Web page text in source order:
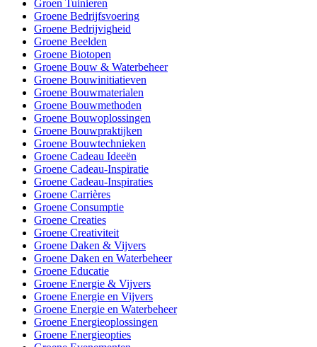
Groen Tuinieren
Groene Bedrijfsvoering
Groene Bedrijvigheid
Groene Beelden
Groene Biotopen
Groene Bouw & Waterbeheer
Groene Bouwinitiatieven
Groene Bouwmaterialen
Groene Bouwmethoden
Groene Bouwoplossingen
Groene Bouwpraktijken
Groene Bouwtechnieken
Groene Cadeau Ideeën
Groene Cadeau-Inspiratie
Groene Cadeau-Inspiraties
Groene Carrières
Groene Consumptie
Groene Creaties
Groene Creativiteit
Groene Daken & Vijvers
Groene Daken en Waterbeheer
Groene Educatie
Groene Energie & Vijvers
Groene Energie en Vijvers
Groene Energie en Waterbeheer
Groene Energieoplossingen
Groene Energieopties